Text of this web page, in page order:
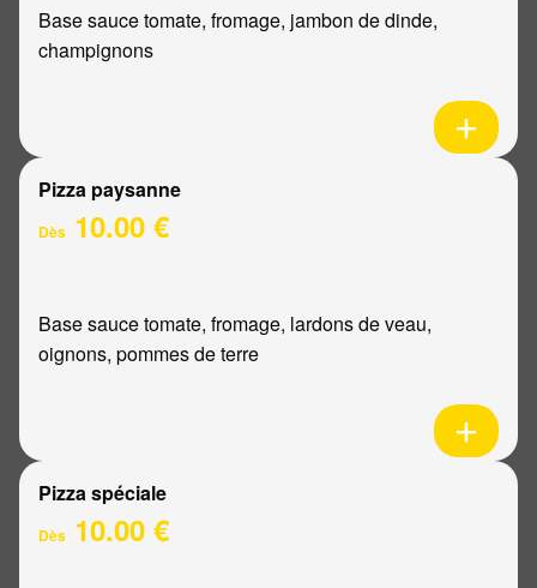
Base sauce tomate, fromage, jambon de dinde,
champignons
Pizza paysanne
Dès 10.00 €
Base sauce tomate, fromage, lardons de veau,
oignons, pommes de terre
Pizza spéciale
Dès 10.00 €